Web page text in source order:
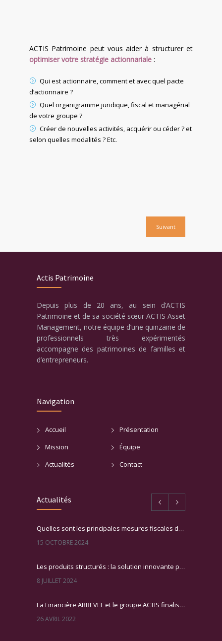
ACTIS Patrimoine peut vous aider à structurer et
optimiser votre stratégie actionnariale :
Qui est actionnaire, comment et avec quel pacte
d‘actionnaire ?
Quel organigramme juridique, fiscal et managérial
de votre groupe ?
Créer de nouvelles activités, acquérir ou céder ? et
selon quelles modalités ? Etc.
Suivant
Actis Patrimoine
Depuis plus de 20 ans, au sein d’ACTIS
Patrimoine et de sa société sœur ACTIS Asset
Management, notre équipe d’une quinzaine de
professionnels très expérimentés
accompagne des patrimoines de familles et
d’entrepreneurs.
Navigation
Accueil
Présentation
Mission
Équipe
Actualités
Contact
Actualités
Quelles sont les principales mesures fiscales du PLF 2025 ?
15 OCTOBRE 2024
Les produits structurés : la solution innovante pour booster votre patrimoine !
8 JUILLET 2024
La Financière ARBEVEL et le groupe ACTIS finalisent leur rapprochement
26 AVRIL 2022